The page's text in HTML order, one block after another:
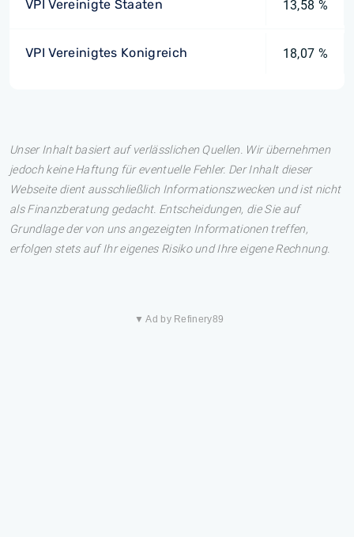
VPI Vereinigte Staaten 13,58 %
VPI Vereinigtes Konigreich 18,07 %
Unser Inhalt basiert auf verlässlichen Quellen. Wir übernehmen
jedoch keine Haftung für eventuelle Fehler. Der Inhalt dieser
Webseite dient ausschließlich Informationszwecken und ist nicht
als Finanzberatung gedacht. Entscheidungen, die Sie auf
Grundlage der von uns angezeigten Informationen treffen,
erfolgen stets auf Ihr eigenes Risiko und Ihre eigene Rechnung.
▼ Ad by Refinery89